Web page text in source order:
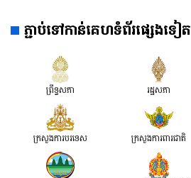
ភ្ជាប់ទៅកាន់គេហទំព័រផ្សេងទៀត
ព្រឹទ្ធសភា រដ្ឋសភា
ក្រសួងការបរទេស ក្រសួងការពារជាតិ